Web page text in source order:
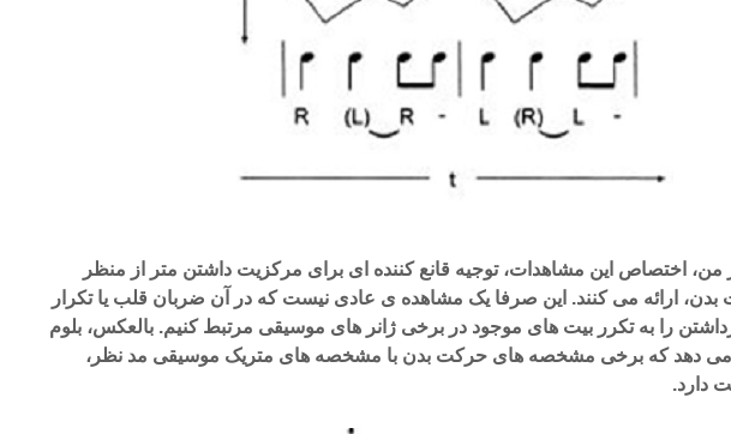
من، اختصاص این مشاهدات، توجیه قانع کننده ای برای مرکزیت داشتن متر از منظر
بدن، ارائه می کنند. این صرفا یک مشاهده ی عادی نیست که در آن ضربان قلب یا تکرار
را به تکرر بیت های موجود در برخی ژانر های موسیقی مرتبط کنیم. بالعکس، بلوم
دهد که برخی مشخصه های حرکت بدن با مشخصه های متریک موسیقی مد نظر،
دارد.